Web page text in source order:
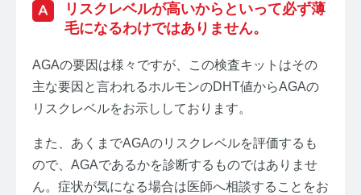
みんなのホルモン研究所 TOP
メディアコンセプト
リスクレベルが高いからといって必ず薄
毛になるわけではありません。
AGAの要因は様々ですが、この検査キットはその
主な要因と言われるホルモンのDHT値からAGAの
リスクレベルをお示ししております。
また、あくまでAGAのリスクレベルを評価するも
ので、AGAであるかを診断するものではありませ
ん。症状が気になる場合は医師へ相談することをお